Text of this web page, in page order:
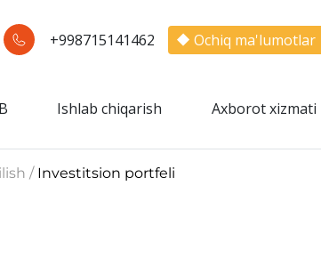
+998715141462 Ochiq ma'lumotlar
Ishlab chiqarish Axborot xizmati
/ Investitsion portfeli